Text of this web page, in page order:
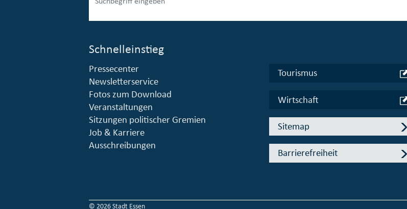
Schnelleinstieg
Pressecenter
Newsletterservice
Fotos zum Download
Veranstaltungen
Sitzungen politischer Gremien
Job & Karriere
Ausschreibungen
Tourismus
Wirtschaft
Sitemap
Barrierefreiheit
© Stadt Essen, Presse- und Kommunikationsamt © Manifesta 16 Ruhr gGmbH
© 2026 Stadt Essen